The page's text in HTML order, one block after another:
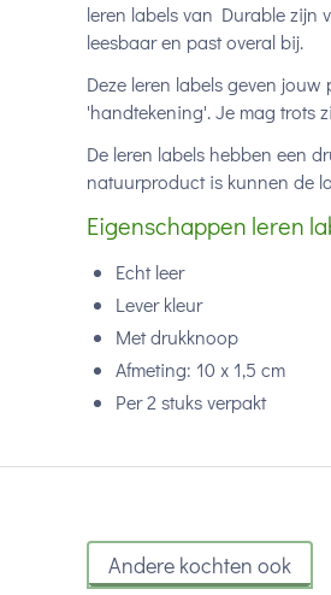
leren labels van Durable zijn
leesbaar en past overal bij.
Deze leren labels geven
'handtekening'. Je mag trots
De leren labels hebben een
natuurproduct is kunnen de
Eigenschappen leren
Echt leer
Lever kleur
Met drukknoop
Afmeting: 10 x 1,5 cm
Per 2 stuks verpakt
Andere kochten ook